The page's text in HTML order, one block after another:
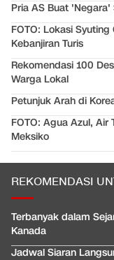
Pria AS Buat 'Negara'
FOTO: Lokasi
Kebanjiran Turis
Rekomendasi 100
Warga Lokal
Petunjuk Arah di
FOTO: Agua Azul, Air
Meksiko
REKOMENDASI
Terbanyak dalam
Kanada
Jadwal Siaran